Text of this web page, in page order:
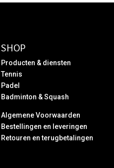
SHOP
Producten & diensten
Tennis
Padel
Badminton & Squash
Algemene Voorwaarden
Bestellingen en leveringen
Retouren en terugbetalingen